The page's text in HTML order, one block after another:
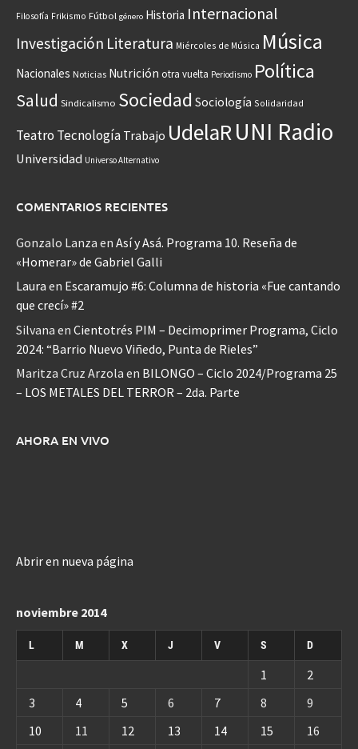
Filosofía Frikismo Fútbol género Historia Internacional
Investigación Literatura Miércoles de Música Música
Nacionales Noticias Nutrición otra vuelta Periodismo Política
Salud Sindicalismo Sociedad Sociología Solidaridad
Teatro Tecnología Trabajo UdelaRUNI Radio
Universidad Universo Alternativo
COMENTARIOS RECIENTES
Gonzalo Lanza en Así y Asá. Programa 10. Reseña de
«Homerar» de Gabriel Galli
Laura en Escaramujo #6: Columna de historia «Fue cantando
que crecí» #2
Silvana en Cientotrés PIM – Decimoprimer Programa, Ciclo
2024: “Barrio Nuevo Viñedo, Punta de Rieles”
Maritza Cruz Arzola en BILONGO – Ciclo 2024/Programa 25
– LOS METALES DEL TERROR – 2da. Parte
AHORA EN VIVO
Abrir en nueva página
noviembre 2014
L M X J V S D
1
2
3
4 5 6 7 8
9
10
11 12 13 14 15 16